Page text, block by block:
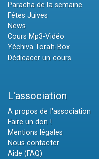
Paracha de la semaine
Fêtes Juives
News
Cours Mp3-Vidéo
Yéchiva Torah-Box
Dédicacer un cours
L'association
A propos de l'association
Faire un don !
Mentions légales
Nous contacter
Aide (FAQ)